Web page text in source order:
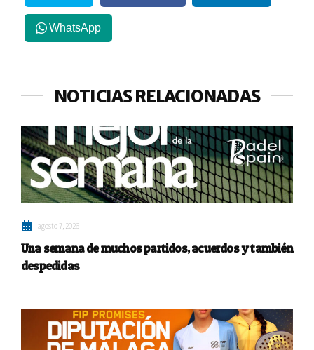
WhatsApp
NOTICIAS RELACIONADAS
agosto 7, 2026
Una semana de muchos partidos, acuerdos y también
despedidas